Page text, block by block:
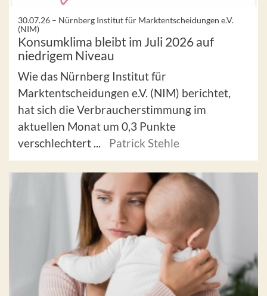
30.07.26 – Nürnberg Institut für Marktentscheidungen e.V.
(NIM)
Konsumklima bleibt im Juli 2026 auf
niedrigem Niveau
Wie das Nürnberg Institut für
Marktentscheidungen e.V. (NIM) berichtet,
hat sich die Verbraucherstimmung im
aktuellen Monat um 0,3 Punkte
verschlechtert ...
Patrick Stehle